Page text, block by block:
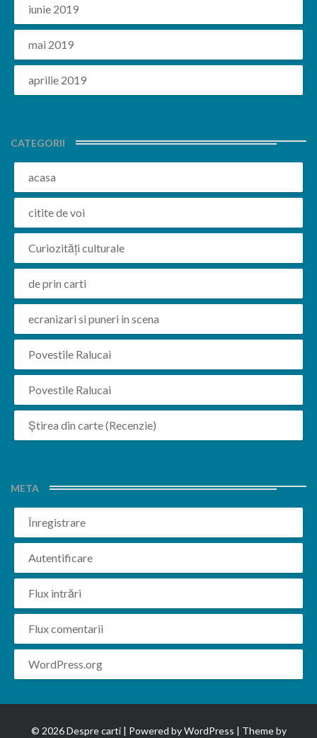
iunie 2019
mai 2019
aprilie 2019
CATEGORII
acasa
citite de voi
Curiozități culturale
de prin carti
ecranizari si puneri in scena
Povestile Ralucai
Povestile Ralucai
Știrea din carte (Recenzie)
META
Înregistrare
Autentificare
Flux intrări
Flux comentarii
WordPress.org
© 2026 Despre carti | Powered byWordPress | Theme by